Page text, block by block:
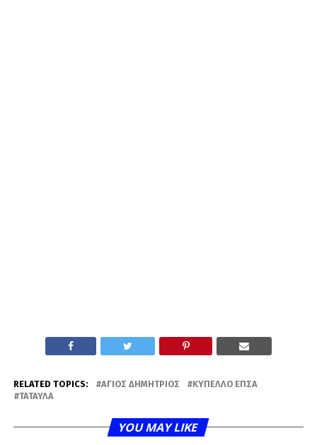
RELATED TOPICS: ΆΓΙΟΣ ΔΗΜΉΤΡΙΟΣ
ΚΎΠΕΛΛΟ ΕΠΣΑ
ΤΑΤΑΎΛΑ
YOU MAY LIKE